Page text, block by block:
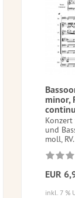
minor,
und
moll,
EUR
inkl. 7 %